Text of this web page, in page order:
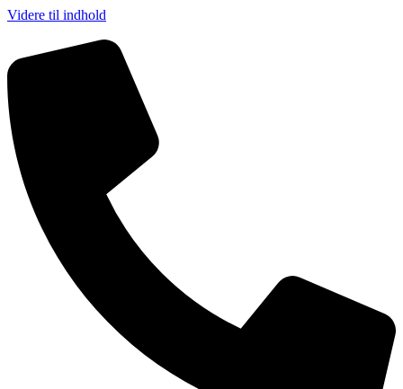
Videre til indhold